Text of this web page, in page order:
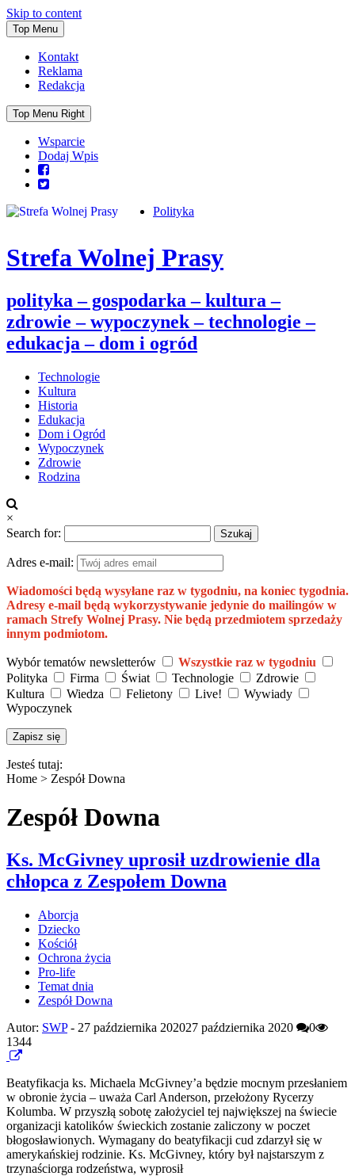
Skip to content
Top Menu
Kontakt
Reklama
Redakcja
Top Menu Right
Wsparcie
Dodaj Wpis
Strefa Wolnej Prasy
polityka – gospodarka – kultura –
zdrowie – wypoczynek – technologie –
edukacja – dom i ogród
Polityka
Technologie
Kultura
Historia
Edukacja
Dom i Ogród
Wypoczynek
Zdrowie
Rodzina
×
Search for:
Adres e-mail:
Wiadomości będą wysyłane raz w tygodniu, na koniec tygodnia.
Adresy e-mail będą wykorzystywanie jedynie do mailingów w
ramach Strefy Wolnej Prasy. Nie będą przedmiotem sprzedaży
innym podmiotom.
Wybór tematów newsletterów
Wszystkie raz w tygodniu
Polityka
Firma Świat Technologie
Zdrowie
Kultura
Wiedza Felietony Live!
Wywiady
Wypoczynek
Jesteś tutaj:
Home > Zespół Downa
Zespół Downa
Ks. McGivney uprosił uzdrowienie dla
chłopca z Zespołem Downa
Aborcja
Dziecko
Kościół
Ochrona życia
Pro-life
Temat dnia
Zespół Downa
Autor: SWP- 27 października 202027 października 2020
0
1344
Beatyfikacja ks. Michaela McGivney’a będzie mocnym przesłaniem
w obronie życia – uważa Carl Anderson, przełożony Rycerzy
Kolumba. W przyszłą sobotę założyciel tej największej na świecie
organizacji katolików świeckich zostanie zaliczony w poczet
błogosławionych. Wymagany do beatyfikacji cud zdarzył się w
amerykańskiej rodzinie. Ks. McGivney, który był najstarszym z
trzynaściorga rodzeństwa, wyprosił